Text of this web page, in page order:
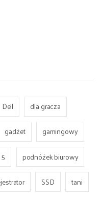
Dell
dla gracza
gadżet
gamingowy
podnóżek biurowy
SSD
tani